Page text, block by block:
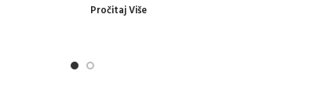
Pročitaj Više